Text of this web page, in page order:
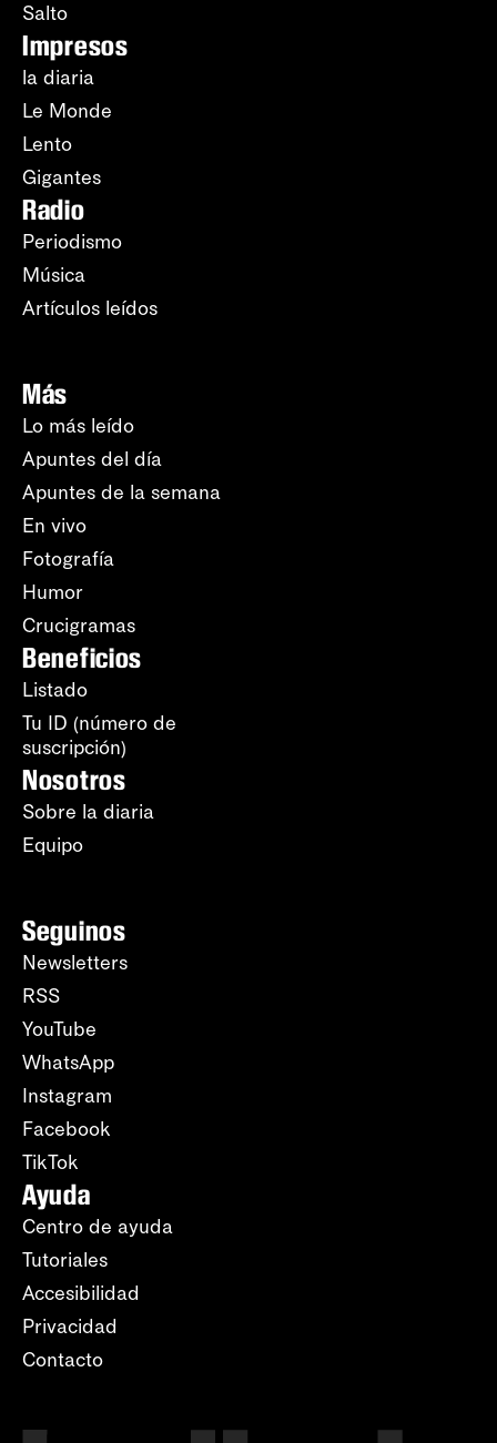
Salto
Impresos
la diaria
Le Monde
Lento
Gigantes
Radio
Periodismo
Música
Artículos leídos
Más
Lo más leído
Apuntes del día
Apuntes de la semana
En vivo
Fotografía
Humor
Crucigramas
Beneficios
Listado
Tu ID (número de
suscripción)
Nosotros
Sobre la diaria
Equipo
Seguinos
Newsletters
RSS
YouTube
WhatsApp
Instagram
Facebook
TikTok
Ayuda
Centro de ayuda
Tutoriales
Accesibilidad
Privacidad
Contacto